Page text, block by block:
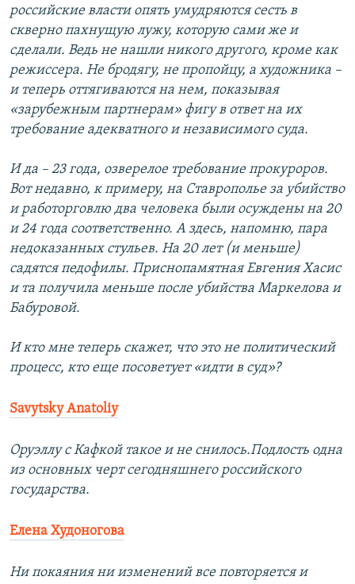
российские власти опять умудряются сесть в
скверно пахнущую лужу, которую сами же и
сделали. Ведь не нашли никого другого, кроме как
режиссера. Не бродягу, не пропойцу, а художника –
и теперь оттягиваются на нем, показывая
«зарубежным партнерам» фигу в ответ на их
требование адекватного и независимого суда.
И да – 23 года, озверелое требование прокуроров.
Вот недавно, к примеру, на Ставрополье за убийство
и работорговлю два человека были осуждены на 20
и 24 года соответственно. А здесь, напомню, пара
недоказанных стульев. На 20 лет (и меньше)
садятся педофилы. Приснопамятная Евгения Хасис
и та получила меньше после убийства Маркелова и
Бабуровой.
И кто мне теперь скажет, что это не политический
процесс, кто еще посоветует «идти в суд»?
Savytsky Anatoliy
Оруэллу с Кафкой такое и не снилось.Подлость одна
из основных черт сегодняшнего российского
государства.
Елена Худоногова
Ни покаяния ни изменений все повторяется и